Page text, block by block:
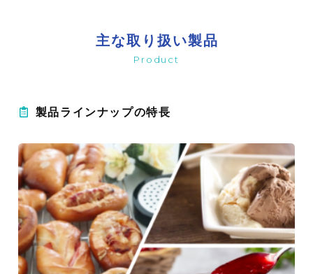
主な取り扱い製品
Product
製品ラインナップの特長